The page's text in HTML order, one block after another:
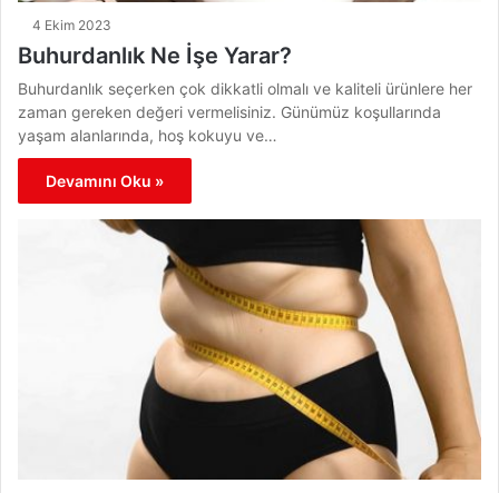
4 Ekim 2023
Buhurdanlık Ne İşe Yarar?
Buhurdanlık seçerken çok dikkatli olmalı ve kaliteli ürünlere her
zaman gereken değeri vermelisiniz. Günümüz koşullarında
yaşam alanlarında, hoş kokuyu ve…
Devamını Oku »